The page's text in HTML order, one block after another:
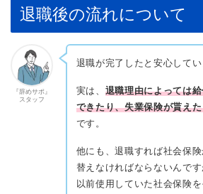
退職後の流れについて
『辞めサポ』
スタッフ
退職が完了したと安心してい
実は、 退職理由によっては
できたり、失業保険が貰え
です。
他にも、退職すれば社会保
替えなければならないんで
以前使用していた社会保険